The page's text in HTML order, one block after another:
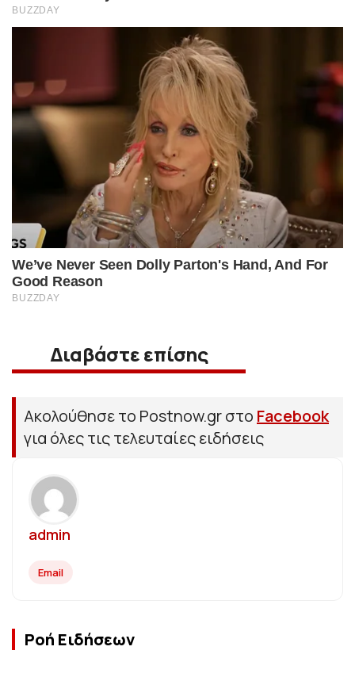
Διαβάστε επίσης
Ακολούθησε το Postnow.gr στο Facebook
για όλες τις τελευταίες ειδήσεις
admin
Email
Ροή Ειδήσεων